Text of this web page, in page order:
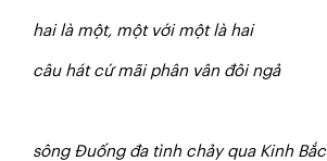
hai là một, một với một là hai
câu hát cứ mãi phân vân đôi ngả
sông Đuống đa tình chảy qua Kinh Bắc